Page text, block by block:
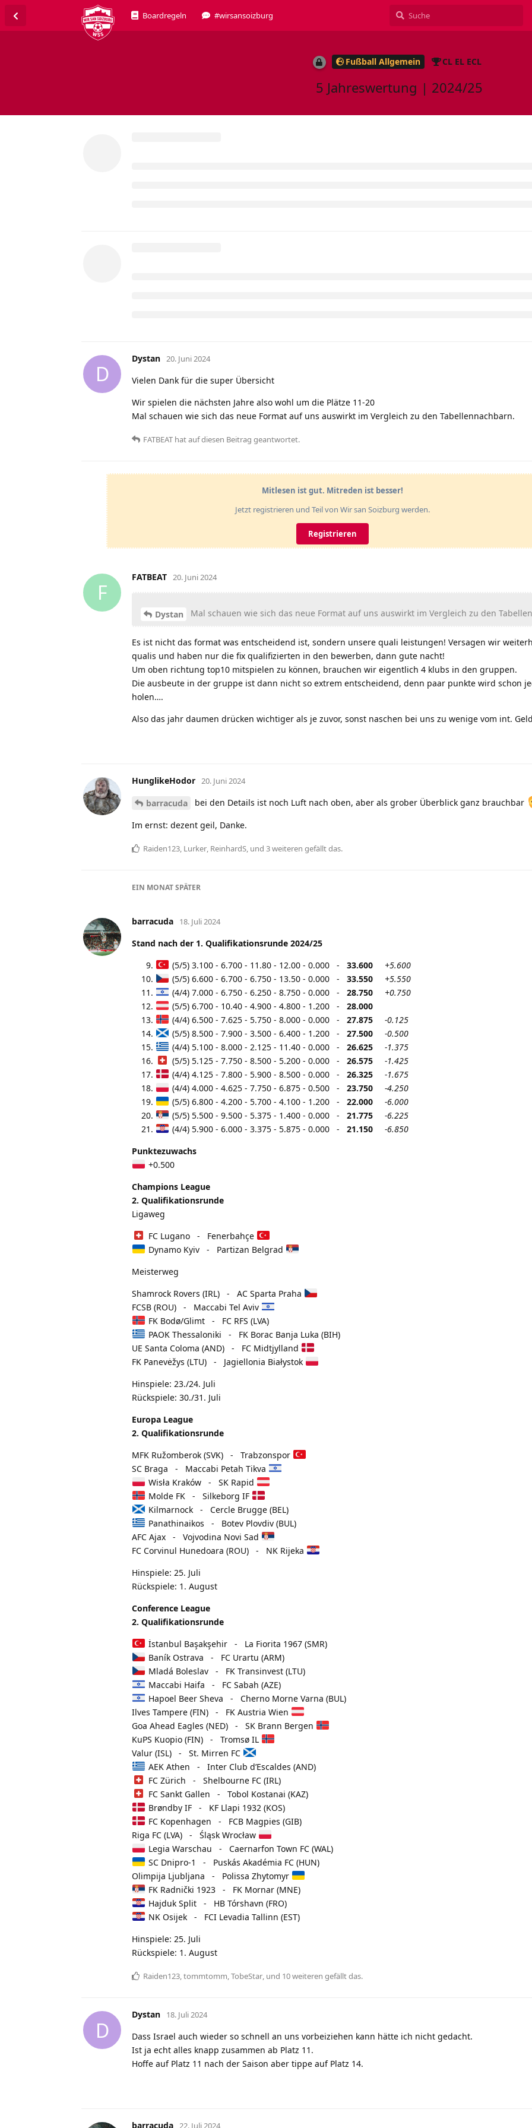
Boardregeln #wirsansoizburg
Fußball Allgemein CL EL ECL
5 Jahreswertung | 2024/25
D
Dystan 20. Juni 2024
Vielen Dank für die super Übersicht
Wir spielen die nächsten Jahre also wohl um die Plätze 11-20
Mal schauen wie sich das neue Format auf uns auswirkt im Vergleich zu den Tabellennachbarn.
FATBEAT hatauf diesen Beitrag geantwortet.
Mitlesen ist gut. Mitreden ist besser!
Jetzt registrieren und Teil von Wir san Soizburg werden.
Registrieren
F
FATBEAT 20. Juni 2024
Dystan Mal schauen wie sich das neue Format auf uns auswirkt im Vergleich zu den
Es ist nicht das format was entscheidend ist, sondern unsere quali leistungen! Versagen wir
qualis und haben nur die fix qualifizierten in den bewerben, dann gute nacht!
Um oben richtung top10 mitspielen zu können, brauchen wir eigentlich 4 klubs in den gruppen.
Die ausbeute in der gruppe ist dann nicht so extrem entscheidend, denn paar punkte wird schon
holen….
Also das jahr daumen drücken wichtiger als je zuvor, sonst naschen bei uns zu wenige vom int.
HunglikeHodor 20. Juni 2024
barracuda bei den Details ist noch Luft nach oben, aber als grober Überblick ganz brauchbar
Im ernst: dezent geil, Danke.
Raiden123, Lurker, ReinhardS, und 3weiteren gefällt das.
EIN MONATSPÄTER
barracuda 18. Juli 2024
Stand nach der 1. Qualifikationsrunde 2024/25
(5/5) 3.100 - 6.700 - 11.80 - 12.00 - 0.000 - 33.600
+5.600
(5/5) 6.600 - 6.700 - 6.750 - 13.50 - 0.000 - 33.550
+5.550
(4/4) 7.000 - 6.750 - 6.250 - 8.750 - 0.000 - 28.750
+0.750
(5/5) 6.700 - 10.40 - 4.900 - 4.800 - 1.200 - 28.000
(4/4) 6.500 - 7.625 - 5.750 - 8.000 - 0.000 - 27.875
-0.125
(5/5) 8.500 - 7.900 - 3.500 - 6.400 - 1.200 - 27.500
-0.500
(4/4) 5.100 - 8.000 - 2.125 - 11.40 - 0.000 - 26.625
-1.375
(5/5) 5.125 - 7.750 - 8.500 - 5.200 - 0.000 - 26.575
-1.425
(4/4) 4.125 - 7.800 - 5.900 - 8.500 - 0.000 - 26.325
-1.675
(4/4) 4.000 - 4.625 - 7.750 - 6.875 - 0.500 - 23.750
-4.250
(5/5) 6.800 - 4.200 - 5.700 - 4.100 - 1.200 - 22.000
-6.000
(5/5) 5.500 - 9.500 - 5.375 - 1.400 - 0.000 - 21.775
-6.225
(4/4) 5.900 - 6.000 - 3.375 - 5.875 - 0.000 - 21.150
-6.850
Punktezuwachs
+0.500
Champions League
2. Qualifikationsrunde
Ligaweg
FC Lugano - Fenerbahçe
Dynamo Kyiv - Partizan Belgrad
Meisterweg
Shamrock Rovers (IRL) - AC Sparta Praha
FCSB (ROU) - Maccabi Tel Aviv
FK Bodø/Glimt - FC RFS (LVA)
PAOK Thessaloniki - FK Borac Banja Luka (BIH)
UE Santa Coloma (AND) - FC Midtjylland
FK Panevėžys (LTU) - Jagiellonia Białystok
Hinspiele: 23./24. Juli
Rückspiele: 30./31. Juli
Europa League
2. Qualifikationsrunde
MFK Ružomberok (SVK) - Trabzonspor
SC Braga - Maccabi Petah Tikva
Wisła Kraków - SK Rapid
Molde FK - Silkeborg IF
Kilmarnock - Cercle Brugge (BEL)
Panathinaikos - Botev Plovdiv (BUL)
AFC Ajax - Vojvodina Novi Sad
FC Corvinul Hunedoara (ROU) - NK Rijeka
Hinspiele: 25. Juli
Rückspiele: 1. August
Conference League
2. Qualifikationsrunde
İstanbul Başakşehir - La Fiorita 1967 (SMR)
Baník Ostrava - FC Urartu (ARM)
Mladá Boleslav - FK Transinvest (LTU)
Maccabi Haifa - FC Sabah (AZE)
Hapoel Beer Sheva - Cherno Morne Varna (BUL)
Ilves Tampere (FIN) - FK Austria Wien
Goa Ahead Eagles (NED) - SK Brann Bergen
KuPS Kuopio (FIN) - Tromsø IL
Valur (ISL) - St. Mirren FC
AEK Athen - Inter Club d’Escaldes (AND)
FC Zürich - Shelbourne FC (IRL)
FC Sankt Gallen - Tobol Kostanai (KAZ)
Brøndby IF - KF Llapi 1932 (KOS)
FC Kopenhagen - FCB Magpies (GIB)
Riga FC (LVA) - Śląsk Wrocław
Legia Warschau - Caernarfon Town FC (WAL)
SC Dnipro-1 - Puskás Akadémia FC (HUN)
Olimpija Ljubljana - Polissa Zhytomyr
FK Radnički 1923 - FK Mornar (MNE)
Hajduk Split - HB Tórshavn (FRO)
NK Osijek - FCI Levadia Tallinn (EST)
Hinspiele: 25. Juli
Rückspiele: 1. August
Raiden123,tommtomm,TobeStar, und 10weiteren gefällt das.
D
Dystan 18. Juli 2024
Dass Israel auch wieder so schnell an uns vorbeiziehen kann hätte ich nicht gedacht.
Ist ja echt alles knapp zusammen ab Platz 11.
Hoffe auf Platz 11 nach der Saison aber tippe auf Platz 14.
barracuda 22. Juli 2024